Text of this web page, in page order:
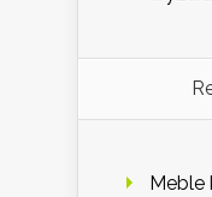
Meble